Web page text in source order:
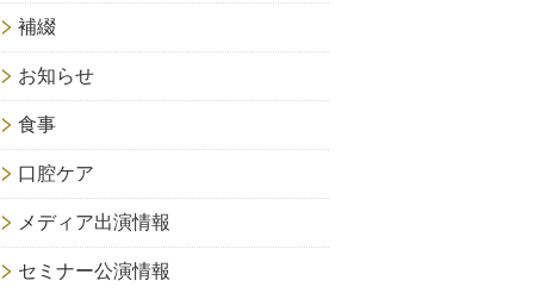
補綴
お知らせ
食事
口腔ケア
メディア出演情報
セミナー公演情報